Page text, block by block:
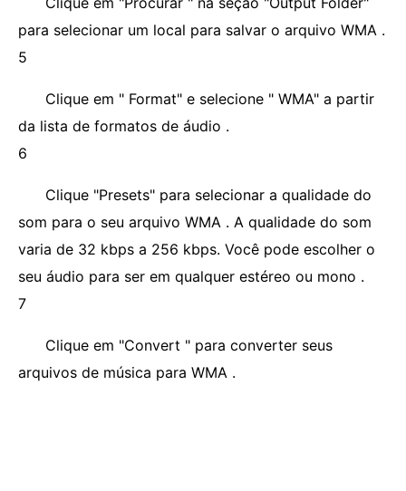
para selecionar um local para salvar o arquivo WMA .
5
Clique em " Format" e selecione " WMA" a partir
da lista de formatos de áudio .
6
Clique "Presets" para selecionar a qualidade do
som para o seu arquivo WMA . A qualidade do som
varia de 32 kbps a 256 kbps. Você pode escolher o
seu áudio para ser em qualquer estéreo ou mono .
7
Clique em "Convert " para converter seus
arquivos de música para WMA .